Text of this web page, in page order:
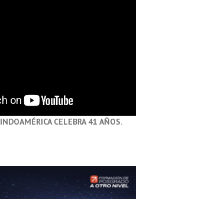
INDOAMÉRICA CELEBRA 41 AÑOS.